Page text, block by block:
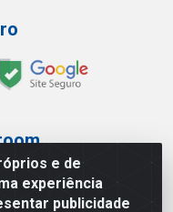
e de
experiência
publicidade
São Paulo/SP